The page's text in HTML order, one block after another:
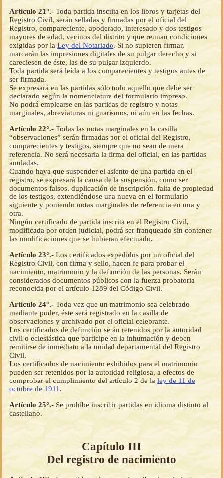
Artículo 21°.- Toda partida inscrita en los libros y tarjetas del
Registro Civil, serán selladas y firmadas por el oficial del
Registro, compareciente, apoderado, interesado y dos testigos
mayores de edad, vecinos del distrito y que reunan condiciones
exigidas por la Ley del Notariado. Si no supieren firmar,
marcarán las impresiones digitales de su pulgar derecho y si
careciesen de éste, las de su pulgar izquierdo.
Toda partida será leída a los comparecientes y testigos antes de
ser firmada.
Se expresará en las partidas sólo todo aquello que debe ser
declarado según la nomenclatura del formulario impreso.
No podrá emplearse en las partidas de registro y notas
marginales, abreviaturas ni guarismos, ni aún en las fechas.
Artículo 22°.- Todas las notas marginales en la casilla
“observaciones” serán firmadas por el oficial del Registro,
comparecientes y testigos, siempre que no sean de mera
referencia. No será necesaria la firma del oficial, en las partidas
anuladas.
Cuando haya que suspender el asiento de una partida en el
registro, se expresará la causa de la suspensión, como ser
documentos falsos, duplicación de inscripción, falta de propiedad
de los testigos, extendiéndose una nueva en el formulario
siguiente y poniendo notas marginales de referencia en una y
otra.
Ningún certificado de partida inscrita en el Registro Civil,
modificada por orden judicial, podrá ser franqueado sin contener
las modificaciones que se hubieran efectuado.
Artículo 23°.- Los certificados expedidos por un oficial del
Registro Civil, con firma y sello, hacen fe para probar el
nacimiento, matrimonio y la defunción de las personas. Serán
considerados documentos públicos con la fuerza probatoria
reconocida por el artículo 1289 del Código Civil.
Artículo 24°.- Toda vez que un matrimonio sea celebrado
mediante poder, éste será registrado en la casilla de
observaciones y archivado por el oficial celebrante.
Los certificados de defunción serán retenidos por la autoridad
civil o eclesiástica que participe en la inhumación y deben
remitirse de inmediato a la unidad departamental del Registro
Civil.
Los certificados de nacimiento exhibidos para el matrimonio
pueden ser retenidos por la autoridad religiosa, a efectos de
comprobar el cumplimiento del artículo 2 de la ley de 11 de
octubre de 1911 .
Artículo 25°.- Se prohíbe inscribir partidas en idioma distinto al
castellano.
Capítulo III
Del registro de nacimiento